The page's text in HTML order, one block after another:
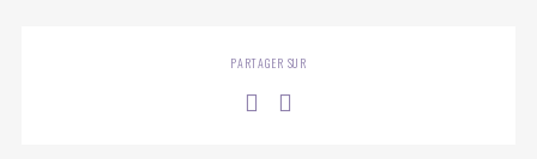
PARTAGER SUR